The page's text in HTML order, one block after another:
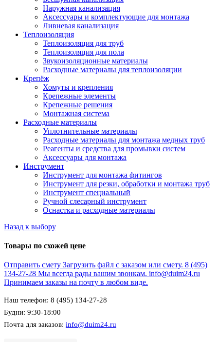
Наружная канализация
Аксессуары и комплектующие для монтажа
Ливневая канализация
Теплоизоляция
Теплоизоляция для труб
Теплоизоляция для пола
Звукоизоляционные материалы
Расходные материалы для теплоизоляции
Крепёж
Хомуты и крепления
Крепежные элементы
Крепежные решения
Монтажная система
Расходные материалы
Уплотнительные материалы
Расходные материалы для монтажа медных труб
Реагенты и средства для промывки систем
Аксессуары для монтажа
Инструмент
Инструмент для монтажа фитингов
Инструмент для резки, обработки и монтажа труб
Инструмент специальный
Ручной слесарный инструмент
Оснастка и расходные материалы
Назад к выбору
Товары по схожей цене
Отправить смету Загрузить файл с заказом или смету. 8 (495)
134-27-28 Мы всегда рады вашим звонкам. info@duim24.ru
Принимаем заказы на почту в любом виде.
Наш телефон: 8 (495) 134-27-28
Будни: 9:30-18:00
Почта для заказов: info@duim24.ru